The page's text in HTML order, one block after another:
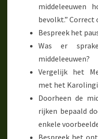
middeleeuwen
bevolkt.” Correct
Bespreek het
Was er
middeleeuwen?
Vergelijk het
met het
Doorheen de
rijken bepaald
enkele
Bespreek het